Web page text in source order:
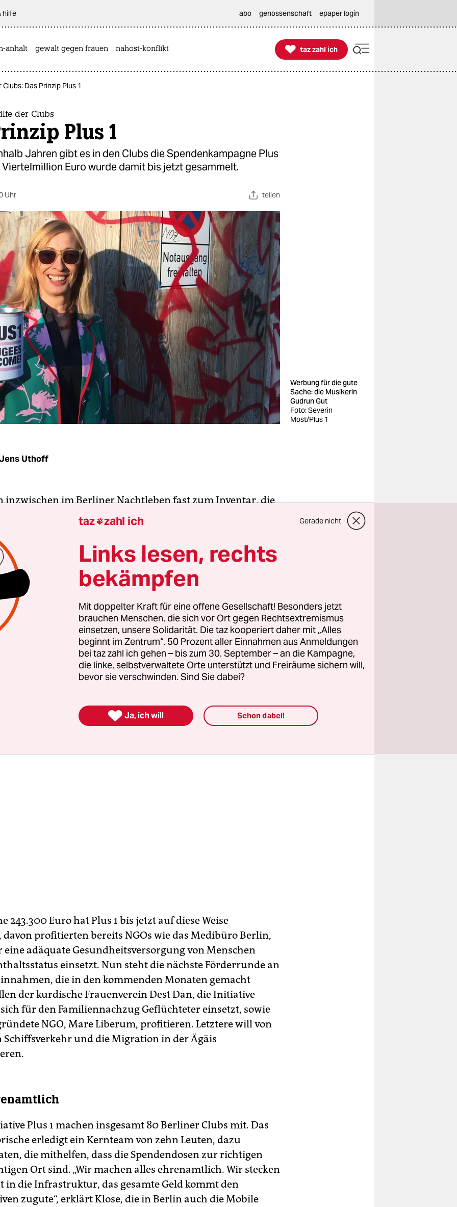
hilfe abo genossenschaft epaper login
anhalt gewalt gegen frauen nahost-konflikt 
taz zahl ich
taz zahl ich
Das Prinzip Plus 1
der Clubs
Plus 1
Jahren gibt es in den Clubs die Spendenkampagne Plus
Viertelmillion Euro wurde damit bis jetzt gesammelt.
Uhr teilen
Werbung für die gute
Sache: die Musikerin
Gudrun Gut
Foto: Severin
Most/Plus 1
Uthoff
inzwischen im Berliner Nachtleben fast zum Inventar, die
Dosen. „Plus 1 – Refugees Welcome!“ steht in
auf den Büchsen, die an den Eingängen der Clubs
der Kasse stehen. Mittig haben sie einen kleinen Schlitz
und in ihnen landet nicht nur Hartgeld: „Viele Leute
sich, nicht bloß einen Euro zu geben“, sagt Bianca Klose,
der Initiative Plus 1, „nicht selten landen
in den Dosen.“
Spendenkampagne, die im September 2015 von einigen
ins Leben gerufen wurde und die seither
Geld für verschiedene Flüchtlingsinitiativen sammelt.
Prinzip ist einfach: Alle Leute, die auf der Gästeliste stehen
mindestens einen Euro zu spenden.
243.300 Euro hat Plus 1 bis jetzt auf diese Weise
davon profitierten bereits NGOs wie das Medibüro Berlin,
eine adäquate Gesundheitsversorgung von Menschen
einsetzt. Nun steht die nächste Förderrunde an
die in den kommenden Monaten gemacht
der kurdische Frauenverein Dest Dan, die Initiative
für den Familiennachzug Geflüchteter einsetzt, sowie
NGO, Mare Liberum, profitieren. Letztere will von
Schiffsverkehr und die Migration in der Ägäis
Plus 1 machen insgesamt 80 Berliner Clubs mit. Das
erledigt ein Kernteam von zehn Leuten, dazu
die mithelfen, dass die Spendendosen zur richtigen
Ort sind. „Wir machen alles ehrenamtlich. Wir stecken
in die Infrastruktur, das gesamte Geld kommt den
zugute“, erklärt Klose, die in Berlin auch die Mobile
taz zahl ich Gerade nicht
Links lesen, rechts
bekämpfen
Mit doppelter Kraft für eine offene Gesellschaft! Besonders jetzt
brauchen Menschen, die sich vor Ort gegen Rechtsextremismus
einsetzen, unsere Solidarität. Die taz kooperiert daher mit „Alles
beginnt im Zentrum“. 50 Prozent aller Einnahmen aus Anmeldungen
bei taz zahl ich gehen – bis zum 30. September – an die Kampagne,
die linke, selbstverwaltete Orte unterstützt und Freiräume sichern will,
bevor sie verschwinden. Sind Sie dabei?
 Ja, ich will Schon dabei!